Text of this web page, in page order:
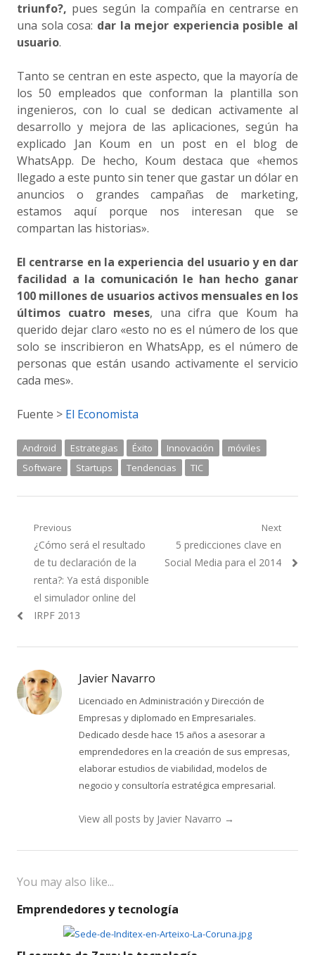
triunfo?, pues según la compañía en centrarse en
una sola cosa: dar la mejor experiencia posible al
usuario.
Tanto se centran en este aspecto, que la mayoría de
los 50 empleados que conforman la plantilla son
ingenieros, con lo cual se dedican activamente al
desarrollo y mejora de las aplicaciones, según ha
explicado Jan Koum en un post en el blog de
WhatsApp. De hecho, Koum destaca que «hemos
llegado a este punto sin tener que gastar un dólar en
anuncios o grandes campañas de marketing,
estamos aquí porque nos interesan que se
compartan las historias».
El centrarse en la experiencia del usuario y en dar
facilidad a la comunicación le han hecho ganar
100 millones de usuarios activos mensuales en los
últimos cuatro meses, una cifra que Koum ha
querido dejar claro «esto no es el número de los que
solo se inscribieron en WhatsApp, es el número de
personas que están usando activamente el servicio
cada mes».
Fuente > El Economista
Android Estrategias Éxito Innovación
móviles
Software
Startups Tendencias TIC
Navegación
de
entradas
Previous
Previous
post:
¿Cómo será el resultado
de tu declaración de la
renta?: Ya está disponible
el simulador online del
IRPF 2013
Next
Next
post:
5 predicciones clave en
Social Media para el 2014
Javier Navarro
Licenciado en Administración y Dirección de
Empresas y diplomado en Empresariales.
Dedicado desde hace 15 años a asesorar a
emprendedores en la creación de sus empresas,
elaborar estudios de viabilidad, modelos de
negocio y consultoría estratégica empresarial.
View all posts by Javier Navarro →
You may also like...
Emprendedores y tecnología